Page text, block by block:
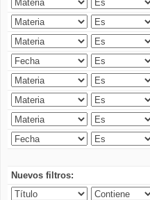
Nuevos filtros: